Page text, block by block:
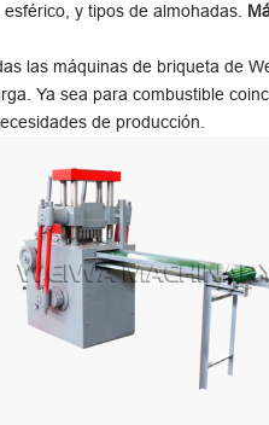
y tipos de almohadas.
las máquinas de briqueta de
Ya sea para combustible
de producción.